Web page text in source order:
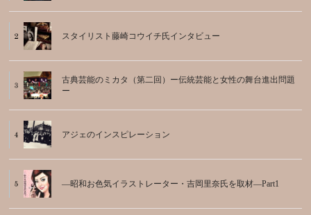
スタイリスト藤崎コウイチ氏インタビュー
古典芸能のミカタ（第二回）ー伝統芸能と女性の舞台進出問題
ー
アジェのインスピレーション
―昭和お色気イラストレーター・吉岡里奈氏を取材―Part1